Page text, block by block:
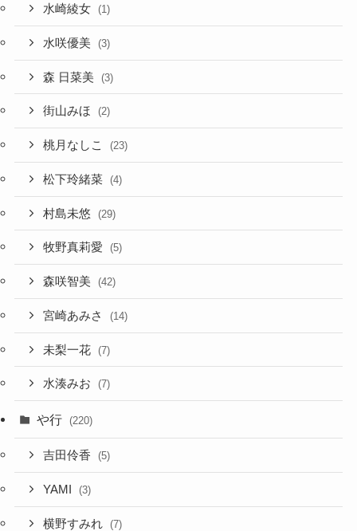
水崎綾女 (1)
水咲優美 (3)
森 日菜美 (3)
街山みほ (2)
桃月なしこ (23)
松下玲緒菜 (4)
村島未悠 (29)
牧野真莉愛 (5)
森咲智美 (42)
宮崎あみさ (14)
未梨一花 (7)
水湊みお (7)
や行 (220)
吉田伶香 (5)
YAMI (3)
横野すみれ (7)